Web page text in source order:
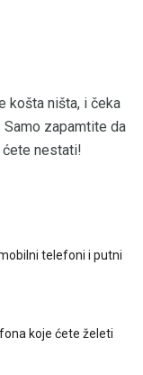
košta ništa, i čeka
zapamtite da
ćete nestati!
telefoni i putni
koje ćete želeti